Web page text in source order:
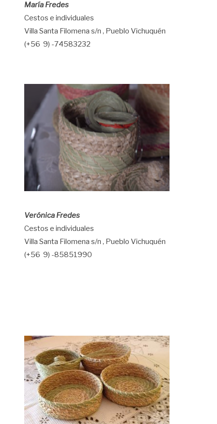
María Fredes
Cestos e individuales
Villa Santa Filomena s/n , Pueblo Vichuquén
(+56 9) -74583232
Verónica Fredes
Cestos e individuales
Villa Santa Filomena s/n , Pueblo Vichuquén
(+56 9) -85851990